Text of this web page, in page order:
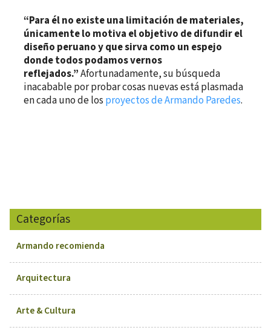
“Para él no existe una limitación de materiales,
únicamente lo motiva el objetivo de difundir el
diseño peruano y que sirva como un espejo
donde todos podamos vernos
reflejados.”Afortunadamente, su búsqueda
inacabable por probar cosas nuevas está plasmada
en cada uno de los proyectos de Armando Paredes.
Categorías
Armando recomienda
Arquitectura
Arte & Cultura